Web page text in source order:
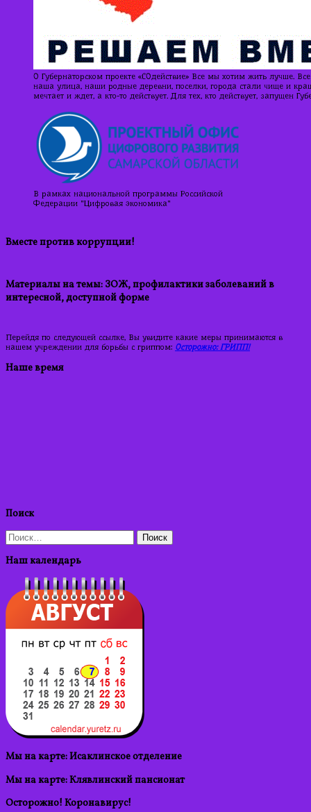
О Губернаторском проекте «СОдействие» Все мы хотим жить лучше.
наша улица, наши родные деревни, поселки, города стали чище и
мечтает и ждет, а кто-то действует. Для тех, кто действует, запущен
В рамках национальной программы Российской
Федерации "Цифровая экономика"
Вместе против коррупции!
Материалы на темы: ЗОЖ, профилактики заболеваний в
интересной, доступной форме
Перейдя по следующей ссылке, Вы увидите какие меры принимаются в
нашем учреждении для борьбы с гриппом: Осторожно: ГРИПП!
Наше время
Поиск
Найти:
Наш календарь
Мы на карте: Исаклинское отделение
Мы на карте: Клявлинский пансионат
Осторожно! Коронавирус!